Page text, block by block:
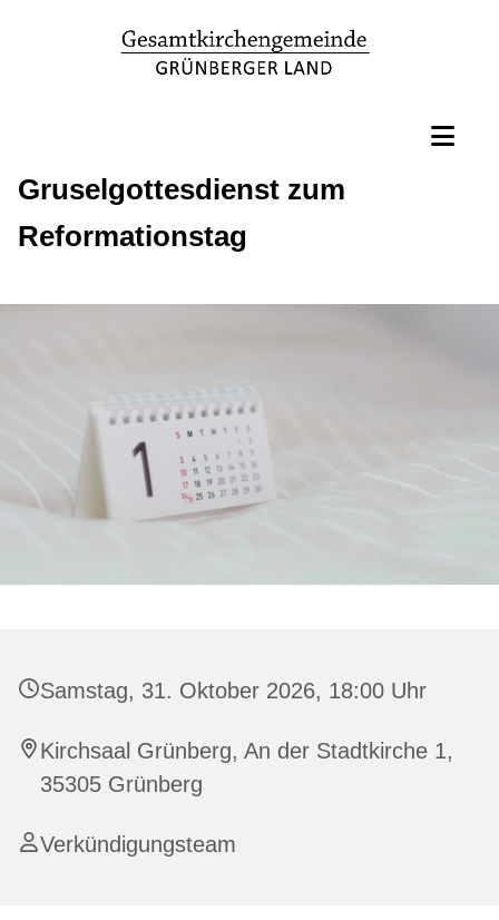
Gruselgottesdienst zum
Reformationstag
Samstag, 31. Oktober 2026, 18:00 Uhr
Kirchsaal Grünberg, An der Stadtkirche 1,
35305 Grünberg
Verkündigungsteam